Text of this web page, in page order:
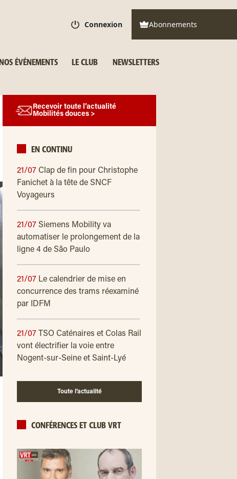
Connexion Abonnements
NOS ÉVÉNEMENTS LE CLUB NEWSLETTERS
Recevoir toute l’actualité
Mobilités douces >
EN CONTINU
21/07 Clap de fin pour Christophe
Fanichet à la tête de SNCF
Voyageurs
21/07 Siemens Mobility va
automatiser le prolongement de la
ligne 4 de São Paulo
21/07 Le calendrier de mise en
concurrence des trams réexaminé
par IDFM
21/07
TSO Caténaires et Colas Rail
vont électrifier la voie entre
Nogent-sur-Seine et Saint-Lyé
Toute l’actualité
CONFÉRENCES ET CLUB VRT